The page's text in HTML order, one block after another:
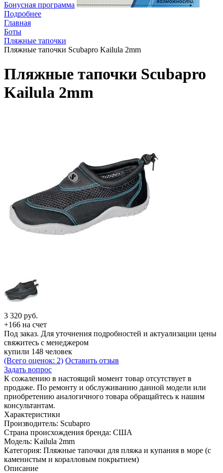
Бонусная программа
Подробнее
Главная
Боты
Пляжные тапочки
Пляжные тапочки Scubapro Kailula 2mm
Пляжные тапочки Scubapro
Kailula 2mm
3 320 руб.
+166 на счет
Под заказ. Для уточнения подробностей и актуализации цены
свяжитесь с менеджером
купили 148 человек
(Всего оценок: 2) Оставить отзыв
Задать вопрос
К сожалению в настоящий момент товар отсутствует в
продаже. По ремонту и обслуживанию данной модели или
приобретению аналогичного товара обращайтесь к нашим
консультантам.
Характеристики
Производитель: Scubapro
Страна происхождения бренда: США
Модель: Kailula 2mm
Категория: Пляжные тапочки для пляжа и купания в море (с
каменистым и коралловым покрытием)
Описание